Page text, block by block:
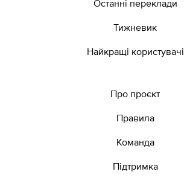
Останні переклади
Тижневик
Найкращі користувачі
Про проєкт
Правила
Команда
Підтримка